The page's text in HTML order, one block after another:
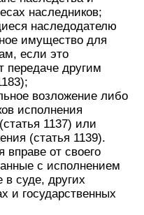
наследников;
наследодателю
имущество для
если это
передаче другим
возложение либо
исполнения
1137) или
(статья 1139).
вправе от своего
с исполнением
суде, других
и государственных